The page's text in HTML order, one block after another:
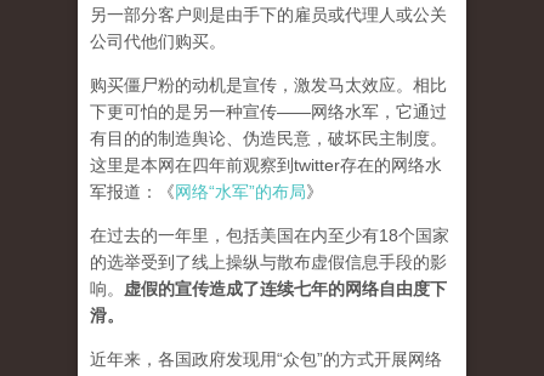
另一部分客户则是由手下的雇员或代理人或公关
公司代他们购买。
购买僵尸粉的动机是宣传，激发马太效应。相比
下更可怕的是另一种宣传——网络水军，它通过
有目的的制造舆论、伪造民意，破坏民主制度。
这里是本网在四年前观察到twitter存在的网络水
军报道：《网络“水军”的布局》
在过去的一年里，包括美国在内至少有18个国家
的选举受到了线上操纵与散布虚假信息手段的影
响。 虚假的宣传造成了连续七年的网络自由度下
滑。
近年来，各国政府发现用“众包”的方式开展网络